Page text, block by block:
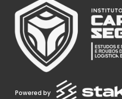
Powered by